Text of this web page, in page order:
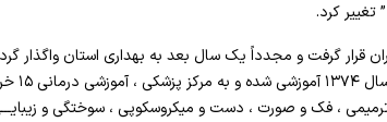
علوم
، فک و صورت ، دست و میکروسکوپی ، سوختگی و